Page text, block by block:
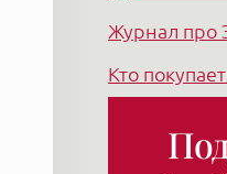
Журнал про
Кто